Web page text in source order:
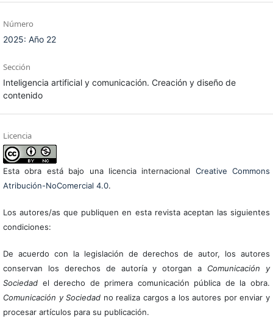
Número
2025: Año 22
Sección
Inteligencia artificial y comunicación. Creación y diseño de
contenido
Licencia
Esta obra está bajo una licencia internacional Creative Commons
Atribución-NoComercial 4.0.
Los autores/as que publiquen en esta revista aceptan las siguientes
condiciones:
De acuerdo con la legislación de derechos de autor, los autores
conservan los derechos de autoría y otorgan a Comunicación y
Sociedadel derecho de primera comunicación pública de la obra.
Comunicación y Sociedad no realiza cargos a los autores por enviar y
procesar artículos para su publicación.